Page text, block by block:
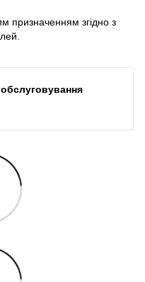
призначенням згідно з